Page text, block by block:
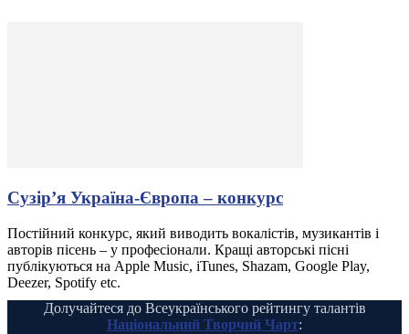
Сузір’я Україна-Європа – конкурс
Постійний конкурс, який виводить вокалістів, музикантів і
авторів пісень – у професіонали. Кращі авторські пісні
публікуються на Apple Music, iTunes, Shazam, Google Play,
Deezer, Spotify etc.
Долучайтеся до Всеукраїнського рейтингу талантів
Національний Творчий Чарт: